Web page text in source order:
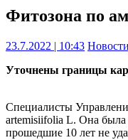
Фитозона по
23.7.2022 | 10:43 Новости
Уточнены границы
Специалисты
artemisiifоlia L. Она была
прошедшие 10 лет не